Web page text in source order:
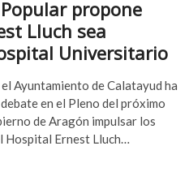
propone
Lluch sea
Universitario
Ayuntamiento de Calatayud ha
en el Pleno del próximo
de Aragón impulsar los
Hospital Ernest Lluch…